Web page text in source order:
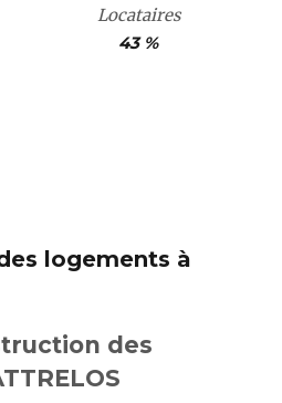
Locataires
43 %
logements à
des